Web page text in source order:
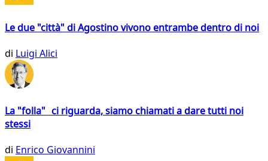
Le due "città" di Agostino vivono entrambe dentro di noi
di Luigi Alici
La "folla" ci riguarda, siamo chiamati a dare tutti noi
stessi
di Enrico Giovannini